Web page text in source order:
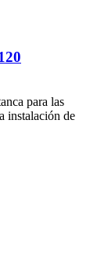
para las
instalación de